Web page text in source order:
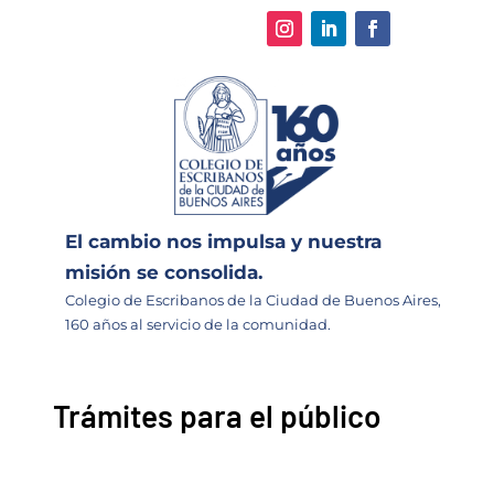
El cambio nos impulsa y nuestra
misión se consolida.
Colegio de Escribanos de la Ciudad de Buenos Aires,
160 años al servicio de la comunidad.
Trámites para el público